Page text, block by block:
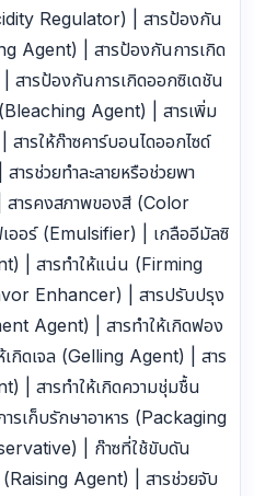
Regulator) | สารป้องกัน
Agent) | สารป้องกันการเกิด
ารป้องกันการเกิดออกซิเดชัน
Agent) | สารเพิ่ม
รให้ก๊าซคาร์บอนไดออกไซด์
รช่วยทำละลายหรือช่วยพา
ารคงสภาพของสี (Color
ออร์ (Emulsifier) | เกลืออีมัลซิ
| สารทำให้แน่น (Firming
Enhancer) | สารปรับปรุง
Agent) | สารทำให้เกิดฟอง
กิดเจล (Gelling Agent) | สาร
| สารทำให้เกิดความชุ่มชื้น
เก็บรักษาอาหาร (Packaging
| ก๊าซที่ใช้ขับดัน
Agent) | สารช่วยจับ